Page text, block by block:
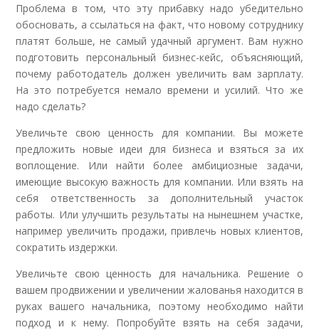
Проблема в том, что эту прибавку надо убедительно
обосновать, а ссылаться на факт, что новому сотруднику
платят больше, не самый удачный аргумент. Вам нужно
подготовить персональный бизнес-кейс, объясняющий,
почему работодатель должен увеличить вам зарплату.
На это потребуется немало времени и усилий. Что же
надо сделать?
Увеличьте свою ценность для компании. Вы можете
предложить новые идеи для бизнеса и взяться за их
воплощение. Или найти более амбициозные задачи,
имеющие высокую важность для компании. Или взять на
себя ответственность за дополнительный участок
работы. Или улучшить результаты на нынешнем участке,
например увеличить продажи, привлечь новых клиентов,
сократить издержки.
Увеличьте свою ценность для начальника. Решение о
вашем продвижении и увеличении жалованья находится в
руках вашего начальника, поэтому необходимо найти
подход и к нему. Попробуйте взять на себя задачи,